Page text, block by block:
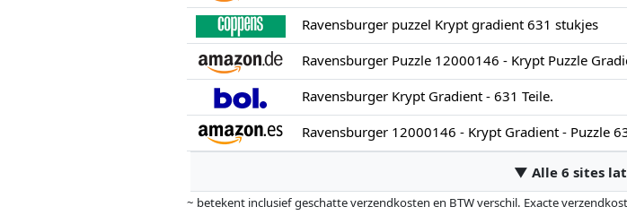
Ravensburger puzzel Krypt gradient 631 stukjes
Ravensburger Krypt Gradient - 631 Teile.
▼ Alle 6 sites
~ betekent inclusief geschatte verzendkosten en BTW verschil. Exacte